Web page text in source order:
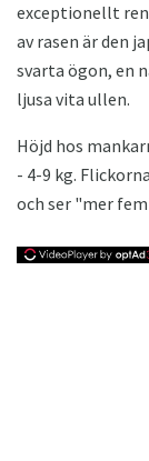
exceptionellt ren
av rasen är den
svarta ögon, en
ljusa vita ullen.
Höjd hos
- 4-9 kg.
och ser "mer